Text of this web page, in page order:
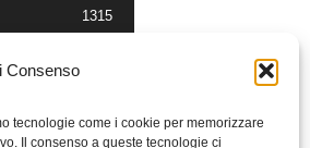
Consenso
tecnologie come i cookie per memorizzare
Il consenso a queste tecnologie ci
1315